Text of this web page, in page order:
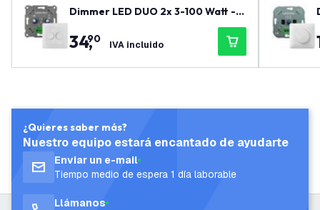
Dimmer LED DUO 2x 3-100 Watt - 2
20-240V - Corte de fase - Univers
al - Completo
34,
90 IVA incluido
¿Quieres saber más?
Nuestro equipo estará encantado de ayudarte
Enviar un e-mail
Tiempo medio de espera 1 día laborable
Llámanos